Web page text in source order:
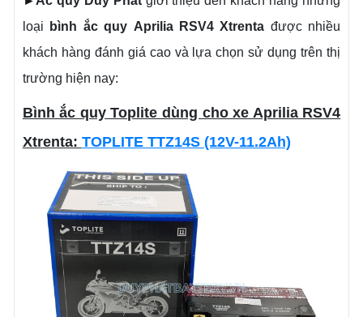
loại
bình ắc quy Aprilia RSV4 Xtrenta được nhiều
khách hàng đánh giá cao và lựa chọn sử dụng trên thị
trường hiện nay:
Bình ắc quy Toplite dùng cho xe Aprilia RSV4
Xtrenta: TOPLITE TTZ14S (12V-11.2Ah)